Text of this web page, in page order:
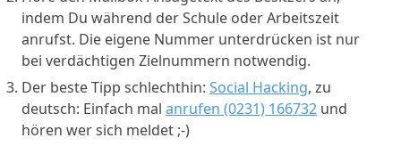
indem Du während der Schule oder Arbeitszeit
anrufst. Die eigene Nummer unterdrücken ist nur
bei verdächtigen Zielnummern notwendig.
Der beste Tipp schlechthin: Social Hacking, zu
deutsch: Einfach mal anrufen (0231) 166732 und
hören wer sich meldet ;-)